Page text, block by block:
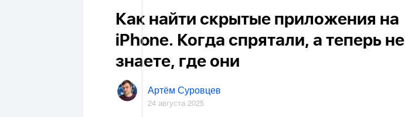
Как найти скрытые приложения на
iPhone. Когда спрятали, а теперь не
знаете, где они
Артём Суровцев
24 августа 2025